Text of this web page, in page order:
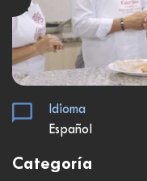
Idioma
Español
Categoría